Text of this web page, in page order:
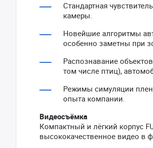
Стандартная
камеры.
Новейшие алгоритмы
особенно заметны при
Распознавание
том числе птиц),
Режимы симуляции
опыта компании.
Видеосъёмка
Компактный и лёгкий корпус
высококачественное видео в